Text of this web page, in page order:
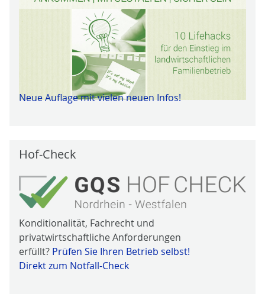
Neue Auflage mit vielen neuen Infos!
Hof-Check
Konditionalität, Fachrecht und
privatwirtschaftliche Anforderungen
erfüllt? Prüfen Sie Ihren Betrieb selbst!
Direkt zum Notfall-Check